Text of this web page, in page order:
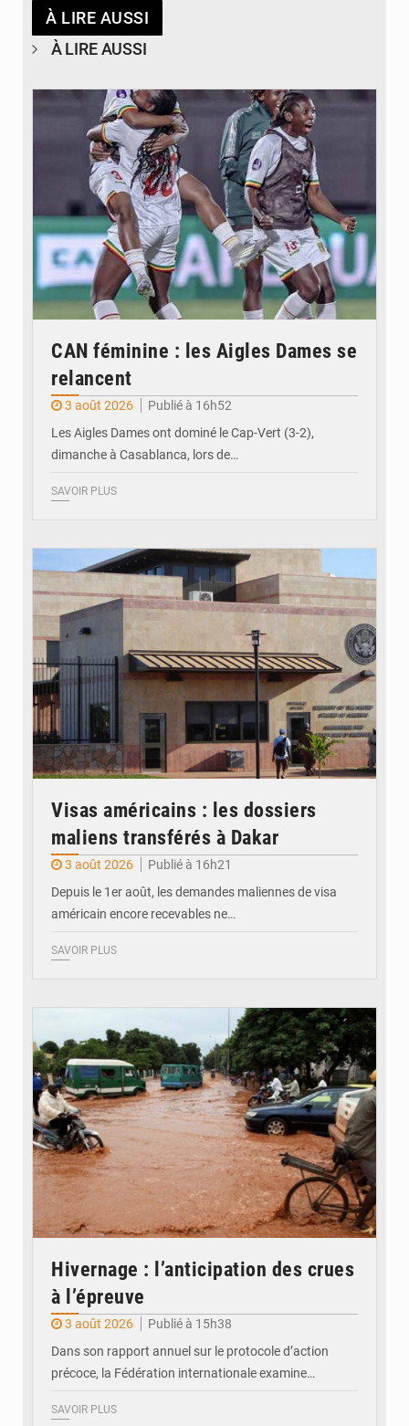
À LIRE AUSSI
À LIRE AUSSI
© FEMAFOOT
CAN féminine : les Aigles Dames se
relancent
3 août 2026
Publié à 16h52
Les Aigles Dames ont dominé le Cap-Vert (3-2),
dimanche à Casablanca, lors de…
SAVOIR PLUS
Visas américains : les dossiers
maliens transférés à Dakar
3 août 2026
Publié à 16h21
Depuis le 1er août, les demandes maliennes de visa
américain encore recevables ne…
SAVOIR PLUS
Hivernage : l’anticipation des crues
à l’épreuve
3 août 2026
Publié à 15h38
Dans son rapport annuel sur le protocole d’action
précoce, la Fédération internationale examine…
SAVOIR PLUS